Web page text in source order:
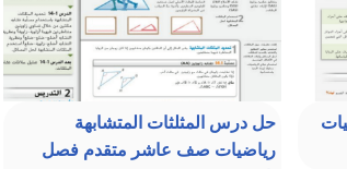
حل درس المثلثات المتشابهة
رياضيات صف عاشر متقدم فصل